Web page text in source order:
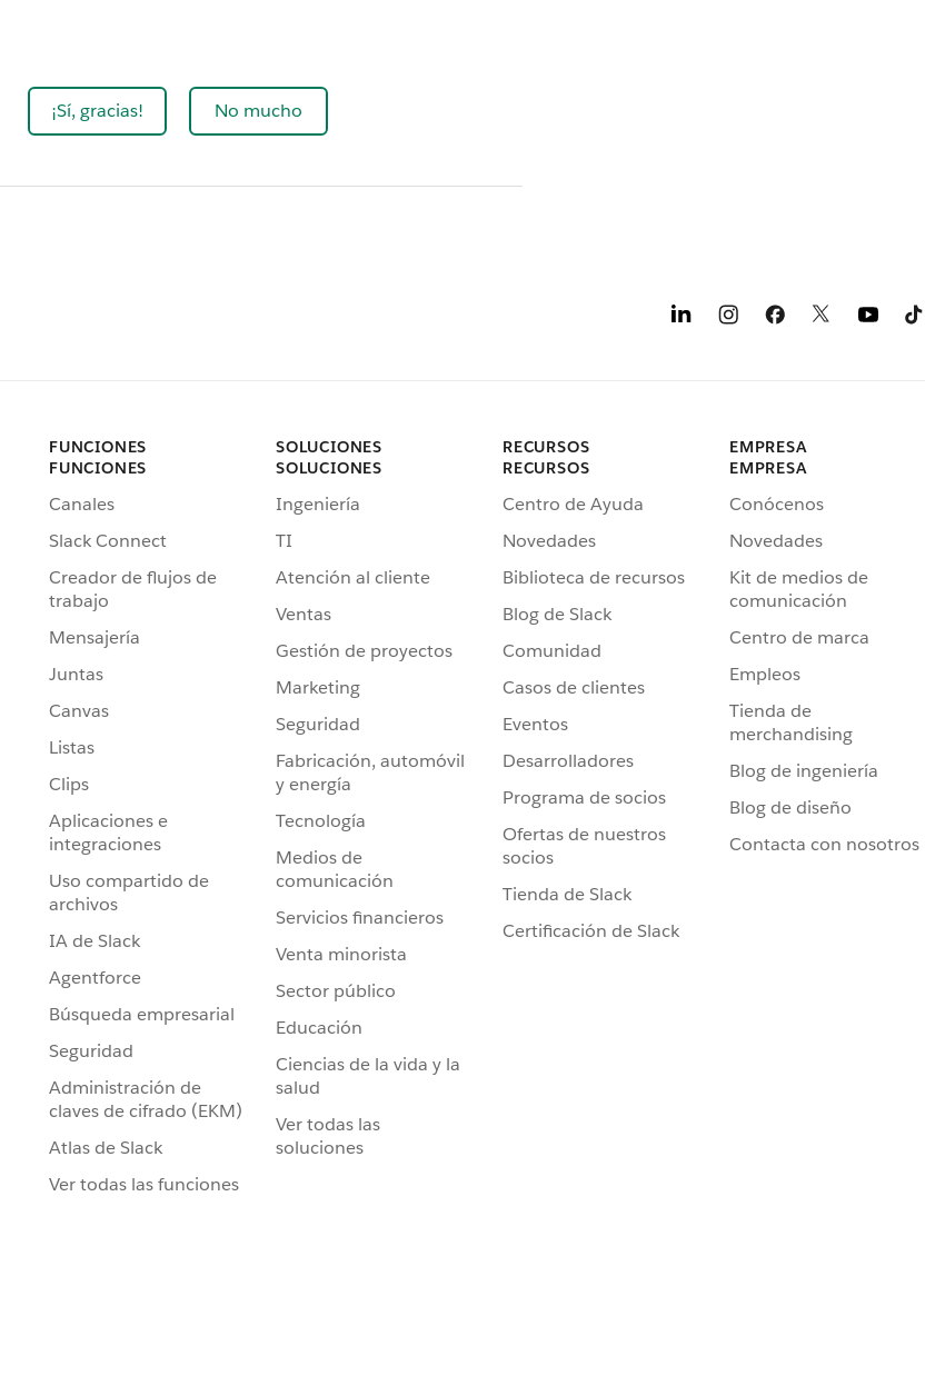
¡Sí, gracias! No mucho
FUNCIONES
FUNCIONES
Canales
Slack Connect
Creador de flujos de
trabajo
Mensajería
Juntas
Canvas
Listas
Clips
Aplicaciones e
integraciones
Uso compartido de
archivos
IA de Slack
Agentforce
Búsqueda empresarial
Seguridad
Administración de
claves de cifrado (EKM)
Atlas de Slack
Ver todas las funciones
SOLUCIONES
SOLUCIONES
Ingeniería
TI
Atención al cliente
Ventas
Gestión de proyectos
Marketing
Seguridad
Fabricación, automóvil
y energía
Tecnología
Medios de
comunicación
Servicios financieros
Venta minorista
Sector público
Educación
Ciencias de la vida y la
salud
Ver todas las
soluciones
RECURSOS
RECURSOS
Centro de Ayuda
Novedades
Biblioteca de recursos
Blog de Slack
Comunidad
Casos de clientes
Eventos
Desarrolladores
Programa de socios
Ofertas de nuestros
socios
Tienda de Slack
Certificación de Slack
EMPRESA
EMPRESA
Conócenos
Novedades
Kit de medios de
comunicación
Centro de marca
Empleos
Tienda de
merchandising
Blog de ingeniería
Blog de diseño
Contacta con nosotros